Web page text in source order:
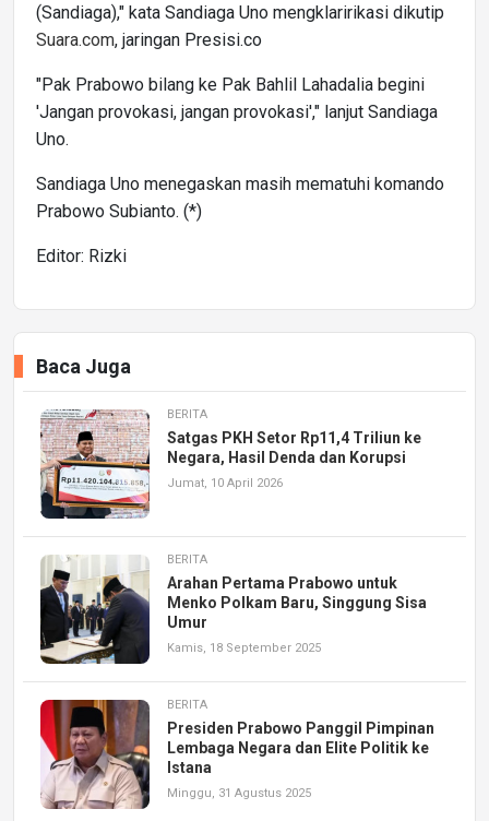
(Sandiaga)," kata Sandiaga Uno mengklaririkasi dikutip
Suara.com, jaringan Presisi.co
"Pak Prabowo bilang ke Pak Bahlil Lahadalia begini
'Jangan provokasi, jangan provokasi'," lanjut Sandiaga
Uno.
Sandiaga Uno menegaskan masih mematuhi komando
Prabowo Subianto. (*)
Editor: Rizki
Baca Juga
BERITA
Satgas PKH Setor Rp11,4 Triliun ke
Negara, Hasil Denda dan Korupsi
Jumat, 10 April 2026
BERITA
Arahan Pertama Prabowo untuk
Menko Polkam Baru, Singgung Sisa
Umur
Kamis, 18 September 2025
BERITA
Presiden Prabowo Panggil Pimpinan
Lembaga Negara dan Elite Politik ke
Istana
Minggu, 31 Agustus 2025